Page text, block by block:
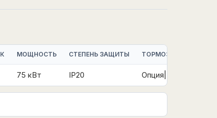
МОЩНОСТЬ СТЕПЕНЬ ЗАЩИТЫ ТОРМОЗНОЙ МОДУЛЬ
75 кВт IP20 Опция|Встроенный